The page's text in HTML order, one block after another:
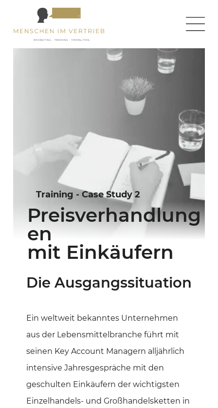
Training - Case Study 2
Preisverhandlung
en
mit Einkäufern
Die Ausgangssituation
Ein weltweit bekanntes Unternehmen
aus der Lebensmittelbranche führt mit
seinen Key Account Managern alljährlich
intensive Jahresgespräche mit den
geschulten Einkäufern der wichtigsten
Einzelhandels- und Großhandelsketten in